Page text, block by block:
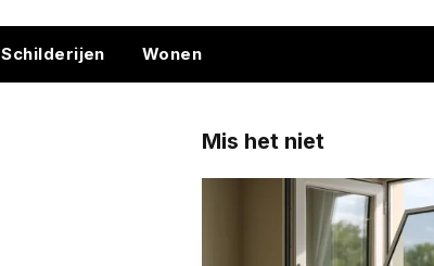
Schilderijen Wonen
Mis het niet